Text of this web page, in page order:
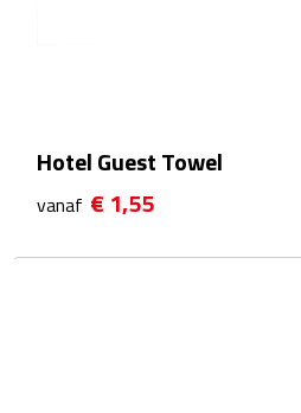
Pennen etui's
Pennenhouders
Hotel Guest Towel
vanaf € 1,55